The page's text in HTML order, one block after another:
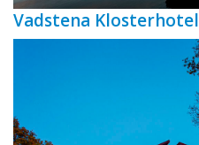
Vadstena Klosterhotel